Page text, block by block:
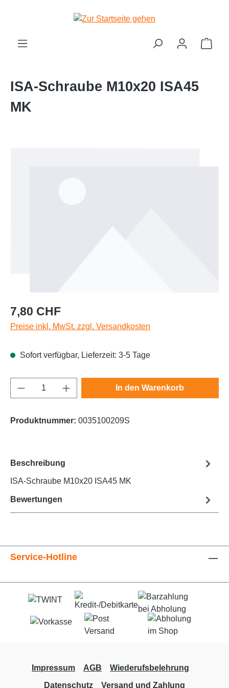
Zum Hauptinhalt springen
ISA-Schraube M10x20 ISA45
MK
Regulärer Preis:
7,80 CHF
Preise inkl. MwSt. zzgl. Versandkosten
Sofort verfügbar, Lieferzeit: 3-5 Tage
Produkt Anzahl: Gib den gewünschten
In den Warenkorb
Produktnummer: 0035100209S
Beschreibung
ISA-Schraube M10x20 ISA45 MK
Bewertungen
Service-Hotline
Impressum AGB
Wiederufsbelehrung
Datenschutz
Versand und Zahlung